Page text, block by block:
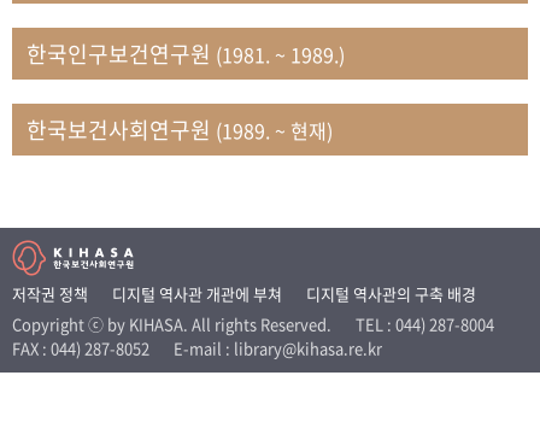
VR 역사관
문현상
가족복지연구실 인구가족연구팀
박인화
보건정책연구실
박재빈
연구부 인구역학담당실
변종화
보건정책연구실 건강증진팀
송건용
보건정책연구실
송태민
정보통계연구실 빅데이터연구센터
신희설
사업개발부 국제협력연구실
이규식
의료보험연구실
이문기
훈련부
한국인구보건연구원 (1981. ~ 1989.)
한국보건사회연구원 (1989. ~ 현재)
저작권 정책 디지털 역사관 개관에 부쳐
디지털 역사관의 구축 배경
Copyright ⓒ by KIHASA. All rights Reserved.
TEL : 044) 287-8004
FAX : 044) 287-8052
E-mail : library@kihasa.re.kr